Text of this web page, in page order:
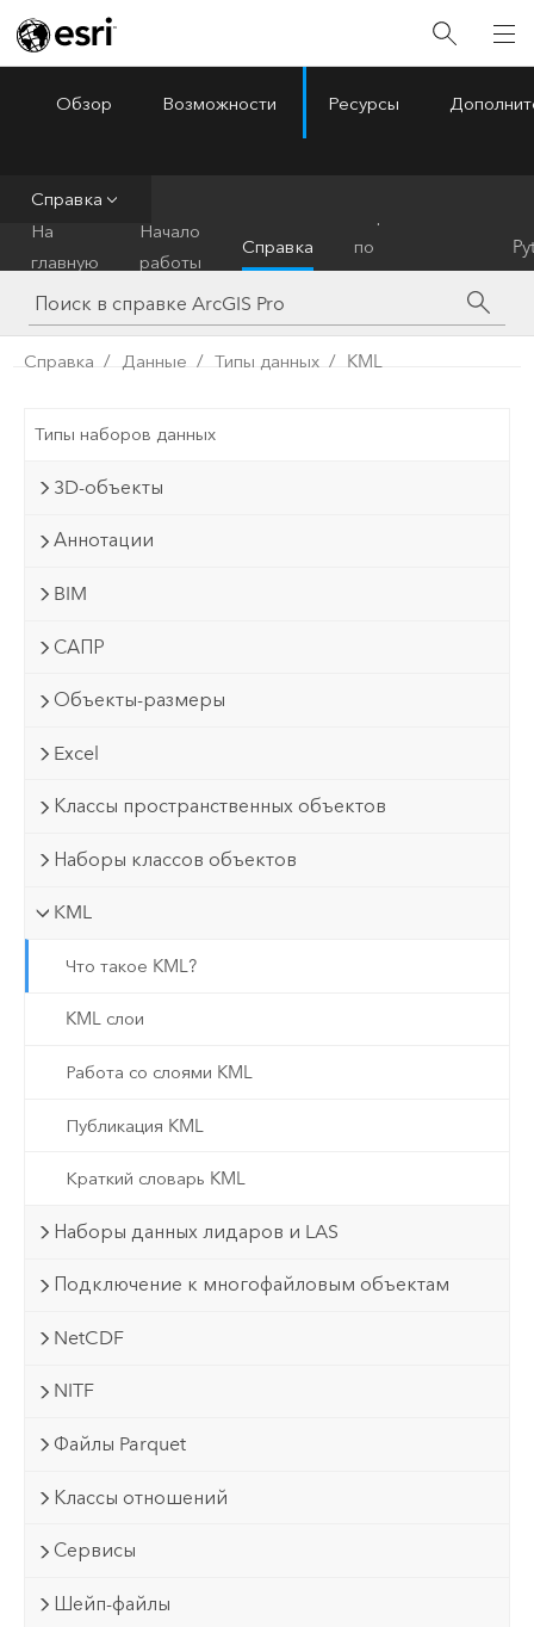
ArcGIS Pro
Обзор Возможности Ресурсы
Справка
На
главную
Начало
работы
Справка
по
инструментам
Справка Данные Типы данных KML
Типы наборов данных
3D-объекты
Аннотации
BIM
САПР
Объекты-размеры
Excel
Классы пространственных объектов
Наборы классов объектов
KML
Что такое KML?
KML слои
Работа со слоями KML
Публикация KML
Краткий словарь KML
Наборы данных лидаров и LAS
Подключение к многофайловым объектам
NetCDF
NITF
Файлы Parquet
Классы отношений
Сервисы
Шейп-файлы